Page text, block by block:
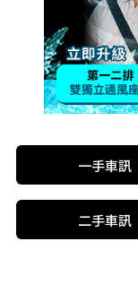
一手車訊
二手車訊